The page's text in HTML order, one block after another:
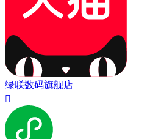
绿联数码旗舰店
